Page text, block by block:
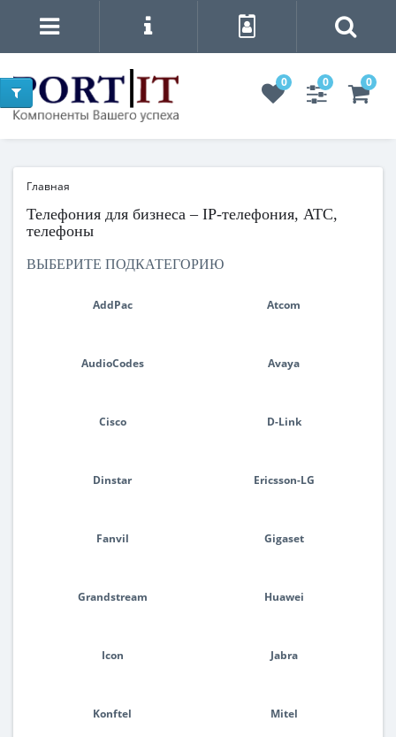
0 0 0
Главная
Телефония для бизнеса – IP-телефония, АТС,
телефоны
ВЫБЕРИТЕ ПОДКАТЕГОРИЮ
AddPac Atcom
AudioCodes Avaya
Cisco D-Link
Dinstar Ericsson-LG
Fanvil Gigaset
Grandstream Huawei
Icon Jabra
Konftel Mitel